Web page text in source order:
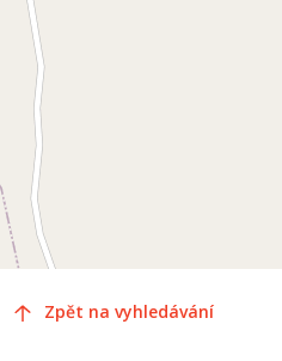
Zpět na vyhledávání